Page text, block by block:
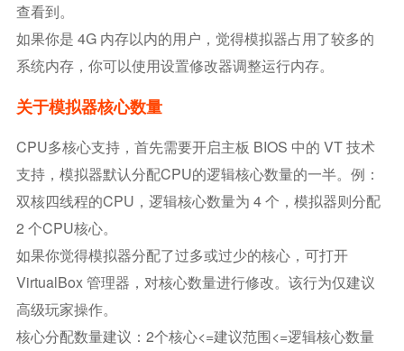
查看到。
如果你是 4G 内存以内的用户，觉得模拟器占用了较多的
系统内存，你可以使用设置修改器调整运行内存。
关于模拟器核心数量
CPU多核心支持，首先需要开启主板 BIOS 中的 VT 技术
支持，模拟器默认分配CPU的逻辑核心数量的一半。例：
双核四线程的CPU，逻辑核心数量为 4 个，模拟器则分配
2 个CPU核心。
如果你觉得模拟器分配了过多或过少的核心，可打开
VirtualBox 管理器，对核心数量进行修改。该行为仅建议
高级玩家操作。
核心分配数量建议：2个核心<=建议范围<=逻辑核心数量